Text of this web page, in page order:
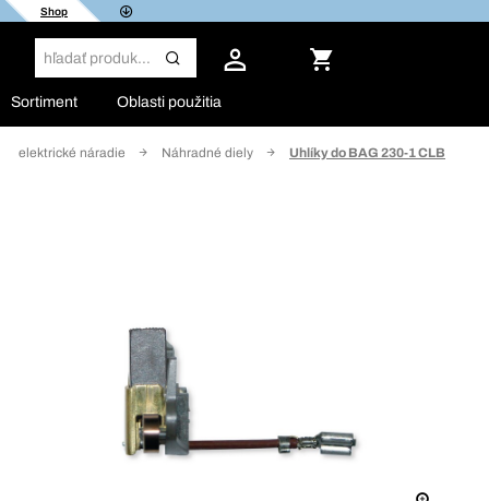
Shop
Sortiment Oblasti použitia
elektrické náradie Náhradné diely Uhlíky do BAG 230-1 CLB